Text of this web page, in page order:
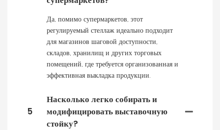
Да, помимо супермаркетов, этот
регулируемый стеллаж идеально подходит
для магазинов шаговой доступности,
складов, хранилищ и других торговых
помещений, где требуется организованная и
эффективная выкладка продукции.
5
Насколько легко собирать и
модифицировать выставочную
стойку?